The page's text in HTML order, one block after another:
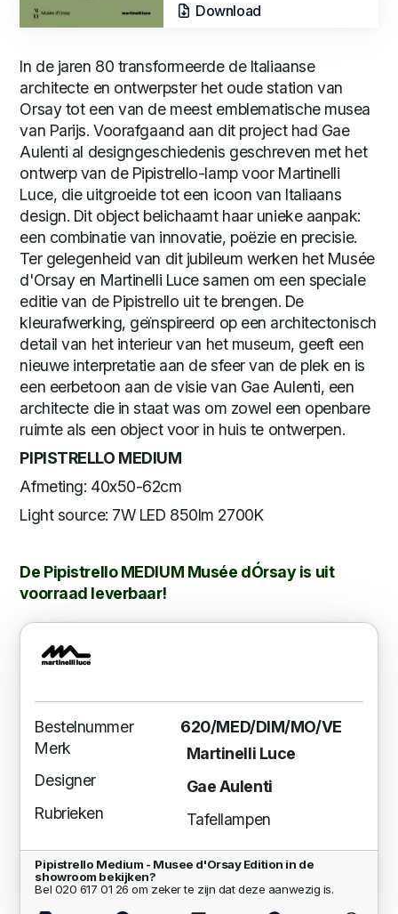
Download
In de jaren 80 transformeerde de Italiaanse
architecte en ontwerpster het oude station van
Orsay tot een van de meest emblematische musea
van Parijs. Voorafgaand aan dit project had Gae
Aulenti al designgeschiedenis geschreven met het
ontwerp van de Pipistrello-lamp voor Martinelli
Luce, die uitgroeide tot een icoon van Italiaans
design. Dit object belichaamt haar unieke aanpak:
een combinatie van innovatie, poëzie en precisie.
Ter gelegenheid van dit jubileum werken het Musée
d'Orsay en Martinelli Luce samen om een speciale
editie van de Pipistrello uit te brengen. De
kleurafwerking, geïnspireerd op een architectonisch
detail van het interieur van het museum, geeft een
nieuwe interpretatie aan de sfeer van de plek en is
een eerbetoon aan de visie van Gae Aulenti, een
architecte die in staat was om zowel een openbare
ruimte als een object voor in huis te ontwerpen.
PIPISTRELLO MEDIUM
Afmeting: 40x50-62cm
Light source: 7W LED 850lm 2700K
De Pipistrello MEDIUM Musée dÓrsay is uit
voorraad leverbaar!
Bestelnummer
620/MED/DIM/MO/VE
Merk
Martinelli Luce
Designer
Gae Aulenti
Rubrieken
Tafellampen
Pipistrello Medium - Musee d'Orsay Edition in de
showroom bekijken?
Bel 020 617 01 26 om zeker te zijn dat deze aanwezig is.